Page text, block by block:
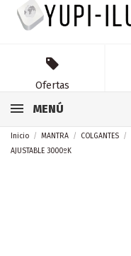
Ofertas
MENÚ
Inicio MANTRA COLGANTES
AJUSTABLE 3000ºK